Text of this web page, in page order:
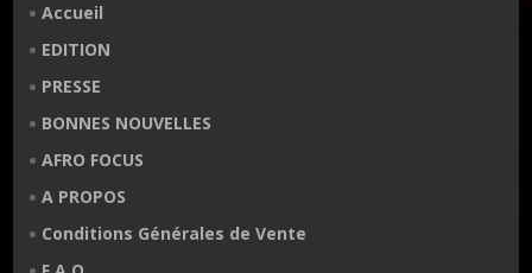
Accueil
EDITION
PRESSE
BONNES NOUVELLES
AFRO FOCUS
A PROPOS
Conditions Générales de Vente